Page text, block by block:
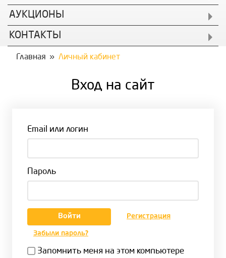
АУКЦИОНЫ
КОНТАКТЫ
Главная » Личный кабинет
Вход на сайт
Email или логин
Пароль
Регистрация
Забыли пароль?
Запомнить меня на этом компьютере